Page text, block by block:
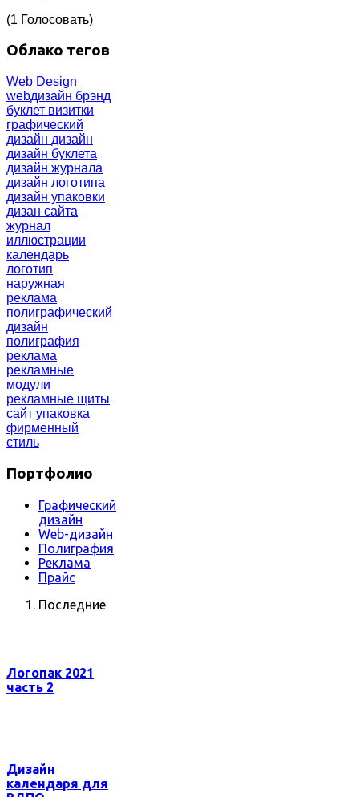
(1 Голосовать)
Облако тегов
Web Design
webдизайн брэнд
буклет визитки
графический
дизайн дизайн
дизайн буклета
дизайн журнала
дизайн логотипа
дизайн упаковки
дизан сайта
журнал
иллюстрации
календарь
логотип
наружная
реклама
полиграфический
дизайн
полиграфия
реклама
рекламные
модули
рекламные щиты
сайт упаковка
фирменный
стиль
Портфолио
Графический
дизайн
Web-дизайн
Полиграфия
Реклама
Прайс
Последние
Логопак 2021
часть 2
Дизайн
календаря для